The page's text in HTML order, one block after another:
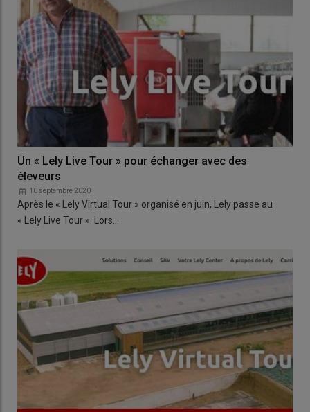
Un « Lely Live Tour » pour échanger avec des
éleveurs
10 septembre 2020
Après le « Lely Virtual Tour » organisé en juin, Lely passe au
« Lely Live Tour ». Lors…